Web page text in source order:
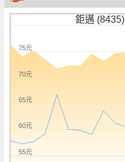
鉅邁 (8435)
55元
60元
65元
70元
75元